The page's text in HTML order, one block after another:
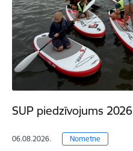
SUP piedzīvojums 2026
06.08.2026. Nometne